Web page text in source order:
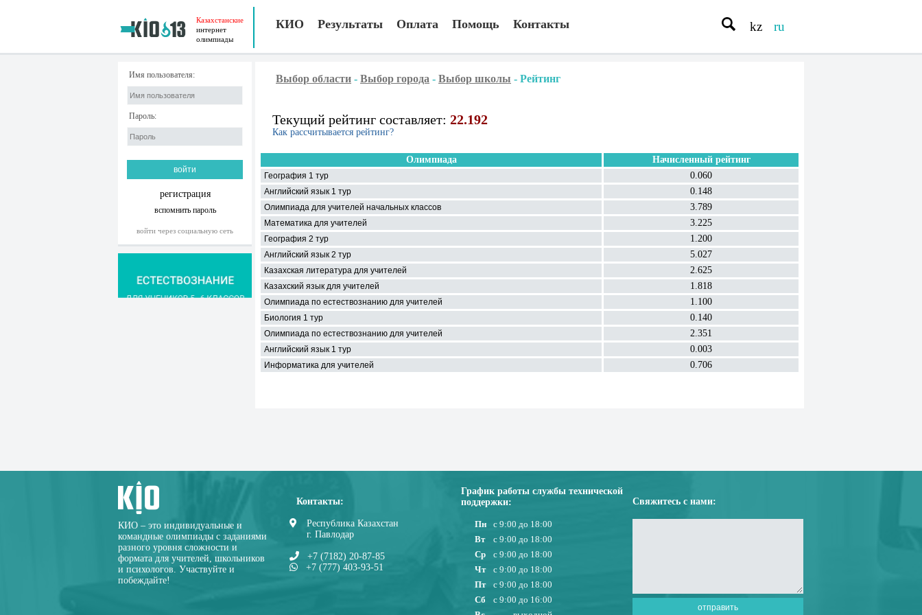
Казахстанские
интернет
олимпиады
КИО Результаты Оплата Помощь Контакты kz ru
Имя пользователя:
Пароль:
регистрация
вспомнить пароль
войти через социальную сеть
Выбор области - Выбор города - Выбор школы - Рейтинг
Текущий рейтинг составляет: 22.192
Как рассчитывается рейтинг?
Олимпиада Начисленный рейтинг
География 1 тур 0.060
Английский язык 1 тур 0.148
Олимпиада для учителей начальных классов 3.789
Математика для учителей 3.225
География 2 тур 1.200
Английский язык 2 тур 5.027
Казахская литература для учителей 2.625
Казахский язык для учителей 1.818
Олимпиада по естествознанию для учителей 1.100
Биология 1 тур 0.140
Олимпиада по естествознанию для учителей 2.351
Английский язык 1 тур 0.003
Информатика для учителей 0.706
КИО – это индивидуальные и
командные олимпиады с заданиями
разного уровня сложности и
формата для учителей, школьников
и психологов. Участвуйте и
побеждайте!
Контакты:
Республика Казахстан
г. Павлодар
+7 (7182) 20-87-85
+7 (777) 403-93-51
График работы службы технической
поддержки:
Пн
с 9:00 до 18:00
Вт
с 9:00 до 18:00
Ср
с 9:00 до 18:00
Чт
с 9:00 до 18:00
Пт
с 9:00 до 18:00
Сб
с 9:00 до 16:00
Свяжитесь с нами: